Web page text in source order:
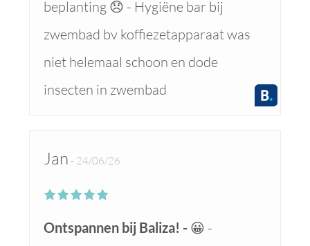
beplanting 😞 - Hygiëne bar bij
zwembad bv koffiezetapparaat was
niet helemaal schoon en dode
insecten in zwembad
Jan 24/06/26
Ontspannen bij Baliza!
😀 -